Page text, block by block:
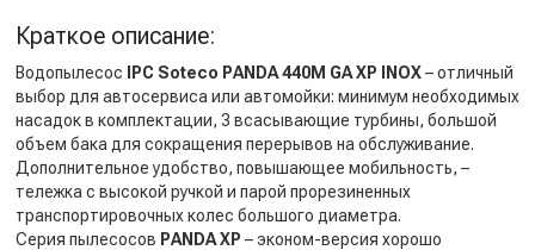
Краткое описание:
Водопылесос IPC Soteco PANDA 440M GA XP INOX– отличный
выбор для автосервиса или автомойки: минимум необходимых
насадок в комплектации, 3 всасывающие турбины, большой
объем бака для сокращения перерывов на обслуживание.
Дополнительное удобство, повышающее мобильность, –
тележка с высокой ручкой и парой прорезиненных
транспортировочных колес большого диаметра.
Серия пылесосов PANDA XP – эконом-версия хорошо